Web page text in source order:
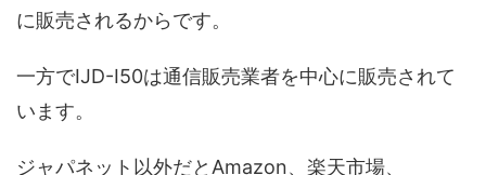
に販売されるからです。
一方でIJD-I50は通信販売業者を中心に販売されて
います。
ジャパネット以外だとAmazon、楽天市場、